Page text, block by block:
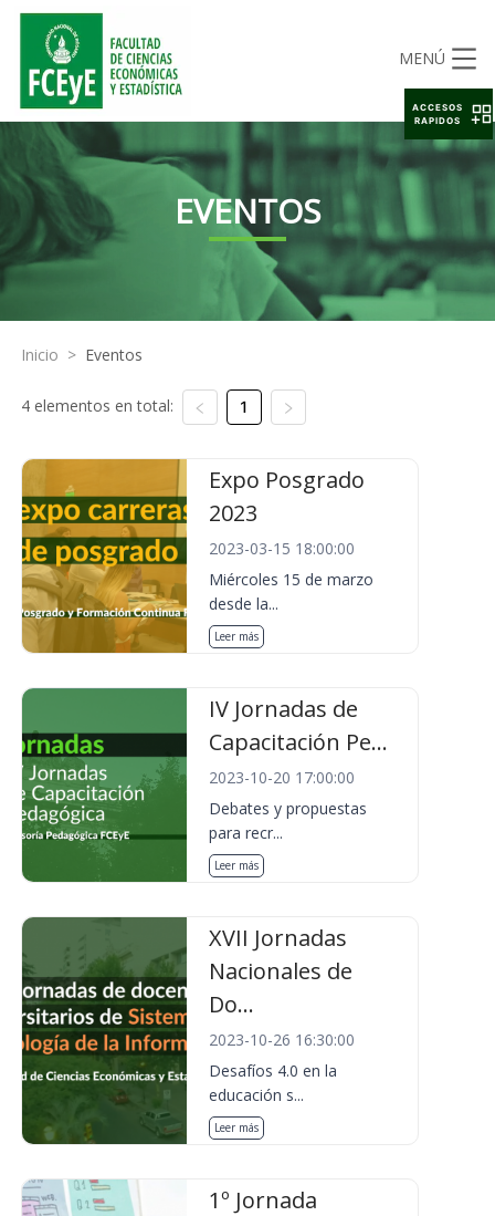
MENÚ
EVENTOS
Inicio > Eventos
4 elementos en total: 1
Expo Posgrado
2023
2023-03-15 18:00:00
Miércoles 15 de marzo
desde la...
Leer más
IV Jornadas de
Capacitación Pe...
2023-10-20 17:00:00
Debates y propuestas
para recr...
Leer más
XVII Jornadas
Nacionales de
Do...
2023-10-26 16:30:00
Desafíos 4.0 en la
educación s...
Leer más
1º Jornada
ACCESOS
RAPIDOS